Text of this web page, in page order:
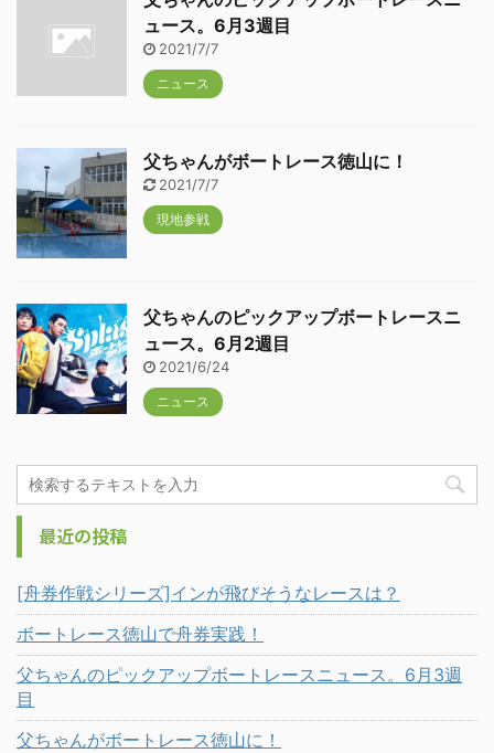
ュース。6月3週目
2021/7/7
ニュース
父ちゃんがボートレース徳山に！
2021/7/7
現地参戦
父ちゃんのピックアップボートレースニ
ュース。6月2週目
2021/6/24
ニュース
最近の投稿
[舟券作戦シリーズ]インが飛びそうなレースは？
ボートレース徳山で舟券実践！
父ちゃんのピックアップボートレースニュース。6月3週
目
父ちゃんがボートレース徳山に！